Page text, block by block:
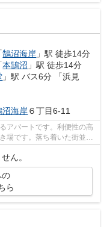
鵠沼海岸 」駅 徒歩14分
本鵠沼 」駅 徒歩14分
」駅 バス6分 「浜見
沼海岸６丁目6-11
アパートです。利便性の高
場です。落ち着いた街並み
ん。
の
ら